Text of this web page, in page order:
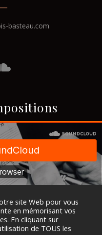
basteau.com
site Web pour vous
en mémorisant vos
En cliquant sur
de TOUS les